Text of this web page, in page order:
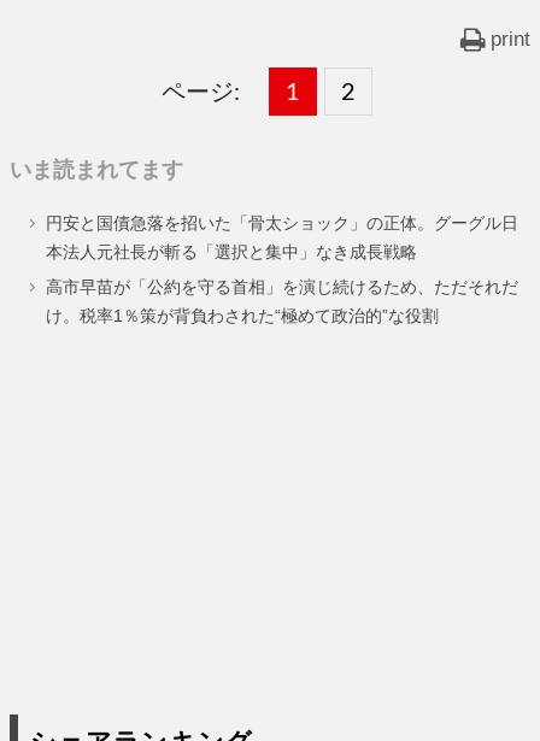
print
ページ:
固
ー
ジ
1 ,
固
ー
ジ
2
いま読まれてます
円安と国債急落を招いた「骨太ショック」の正体。グーグル日
本法人元社長が斬る「選択と集中」なき成長戦略
高市早苗が「公約を守る首相」を演じ続けるため、ただそれだ
け。税率1％策が背負わされた“極めて政治的”な役割